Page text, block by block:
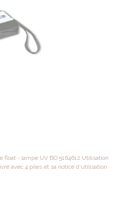
float - lampe UV BO 5164612 Utilisation
avec 4 piles et sa notice d'utilisation